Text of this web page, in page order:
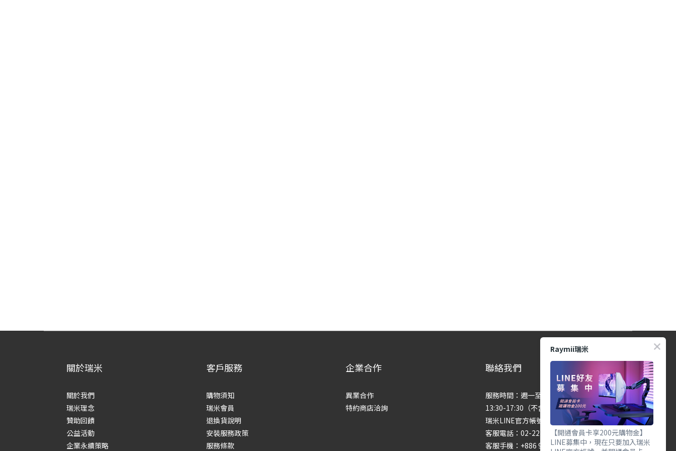
關於瑞米
關於我們
瑞米理念
贊助回饋
公益活動
企業永續策略
客戶服務
購物須知
瑞米會員
退換貨說明
安裝服務政策
服務條款
企業合作
異業合作
特約商店洽詢
聯絡我們
服務時間：週一至週五 9:00-12:00、
13:30-17:30（不含國定假日）
瑞米LINE官方帳號：@raymii
客服電話：02-22755699 #201 #202
客服手機：+886 974286654
Raymii瑞米
【開通會員卡享200元購物金】
LINE募集中，現在只要加入瑞米